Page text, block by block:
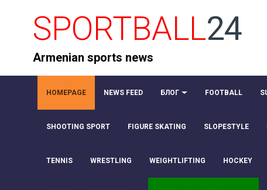
SPORTBALL24
Armenian sports news
HOMEPAGE NEWS FEED БЛОГ FOOTBALL
SHOOTING SPORT FIGURE SKATING SLOPESTYLE
TENNIS WRESTLING WEIGHTLIFTING HOCKEY